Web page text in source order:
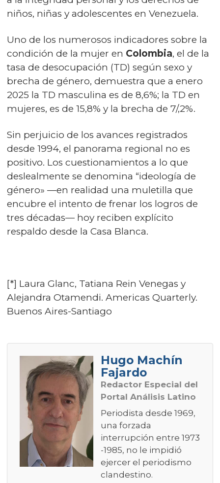
niños, niñas y adolescentes en Venezuela.
Uno de los numerosos indicadores sobre la
condición de la mujer en Colombia, el de la
tasa de desocupación (TD) según sexo y
brecha de género, demuestra que a enero
2025 la TD masculina es de 8,6%; la TD en
mujeres, es de 15,8% y la brecha de 7/,2%.
Sin perjuicio de los avances registrados
desde 1994, el panorama regional no es
positivo. Los cuestionamientos a lo que
deslealmente se denomina “ideología de
género» —en realidad una muletilla que
encubre el intento de frenar los logros de
tres décadas— hoy reciben explícito
respaldo desde la Casa Blanca.
[*] Laura Glanc, Tatiana Rein Venegas y
Alejandra Otamendi. Americas Quarterly.
Buenos Aires-Santiago
Hugo Machín
Fajardo
Redactor Especial del
Portal Análisis Latino
Periodista desde 1969,
una forzada
interrupción entre 1973
-1985, no le impidió
ejercer el periodismo
clandestino.